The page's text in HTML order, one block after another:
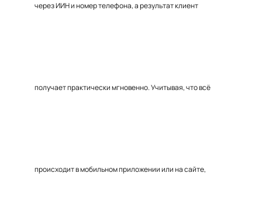
через ИИН и номер телефона, а результат клиент
получает практически мгновенно. Учитывая, что всё
происходит в мобильном приложении или на сайте,